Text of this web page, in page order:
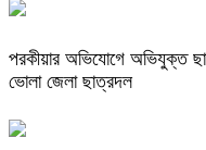
পরকীয়ার অভিযোগে অভিযুক্ত
ভোলা জেলা ছাত্রদল